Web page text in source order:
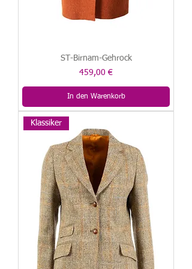
ST-Birnam-Gehrock
Preis
459,00 €
In den Warenkorb
Klassiker